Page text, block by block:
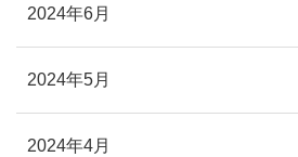
2024年6月
2024年5月
2024年4月